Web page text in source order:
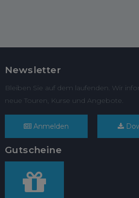
Newsletter
Bleiben Sie auf dem laufenden. Wir
neue Touren, Kurse und Angebote.
Anmelden
Gutscheine